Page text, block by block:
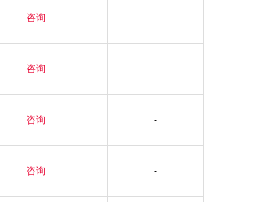
咨询 -
咨询 -
咨询 -
咨询 -